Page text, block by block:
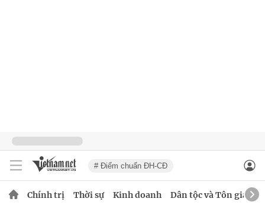
# Điểm chuẩn ĐH-CĐ
Chính trị Thời sự Kinh doanh Dân tộc và Tôn giáo